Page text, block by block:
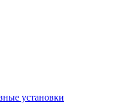
установки